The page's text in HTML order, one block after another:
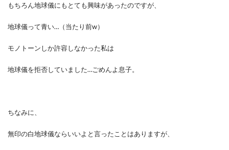
もちろん地球儀にもとても興味があったのですが、
地球儀って青い…（当たり前w）
モノトーンしか許容しなかった私は
地球儀を拒否していました…ごめんよ息子。
ちなみに、
無印の白地球儀ならいいよと言ったことはありますが、